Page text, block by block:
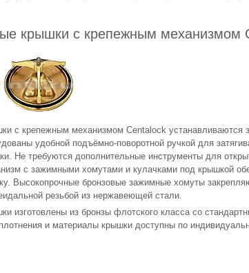
крышки с крепежным механизмом
с крепежным механизмом Centalock устанавливаются
удобной подъёмно-поворотной ручкой для
Не требуются дополнительные инструменты для
с зажимными хомутами и кулачками под крышкой
Высокопрочные бронзовые зажимные хомуты
резьбой из нержавеющей стали.
изготовлены из бронзы флотского класса со
и материалы крышки доступны по